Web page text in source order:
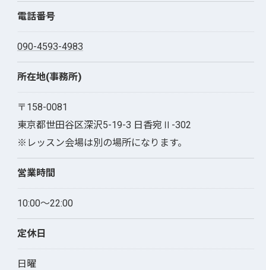
電話番号
090-4593-4983
所在地(事務所)
〒158-0081
東京都世田谷区深沢5-19-3 日香宛Ⅱ-302
※レッスン会場は別の場所になります。
営業時間
10:00～22:00
定休日
日曜